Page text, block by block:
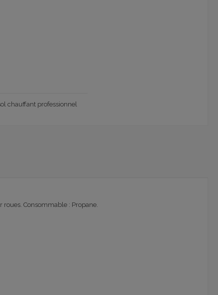
chauffant professionnel
Consommable : Propane.